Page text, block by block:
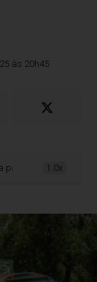
às 20h45
promoocional
1.0x